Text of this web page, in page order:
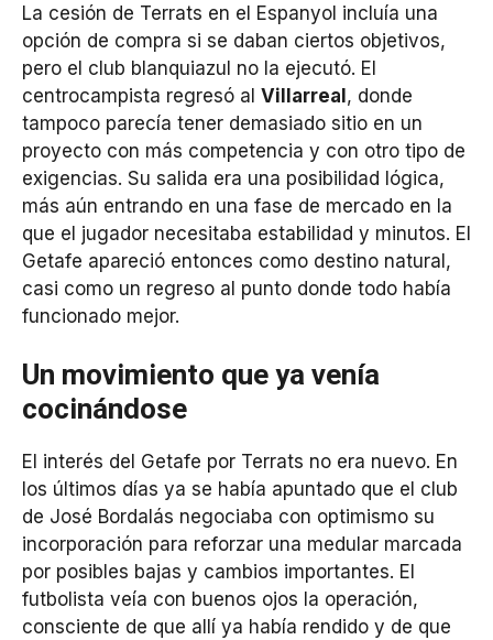
La cesión de Terrats en el Espanyol incluía una
opción de compra si se daban ciertos objetivos,
pero el club blanquiazul no la ejecutó. El
centrocampista regresó al Villarreal, donde
tampoco parecía tener demasiado sitio en un
proyecto con más competencia y con otro tipo de
exigencias. Su salida era una posibilidad lógica,
más aún entrando en una fase de mercado en la
que el jugador necesitaba estabilidad y minutos. El
Getafe apareció entonces como destino natural,
casi como un regreso al punto donde todo había
funcionado mejor.
Un movimiento que ya venía
cocinándose
El interés del Getafe por Terrats no era nuevo. En
los últimos días ya se había apuntado que el club
de José Bordalás negociaba con optimismo su
incorporación para reforzar una medular marcada
por posibles bajas y cambios importantes. El
futbolista veía con buenos ojos la operación,
consciente de que allí ya había rendido y de que